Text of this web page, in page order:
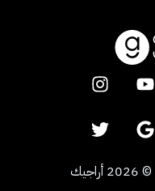
©
2026 أراجيك